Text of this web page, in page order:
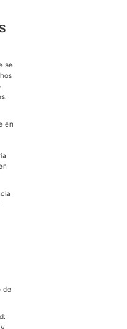
se
en
de